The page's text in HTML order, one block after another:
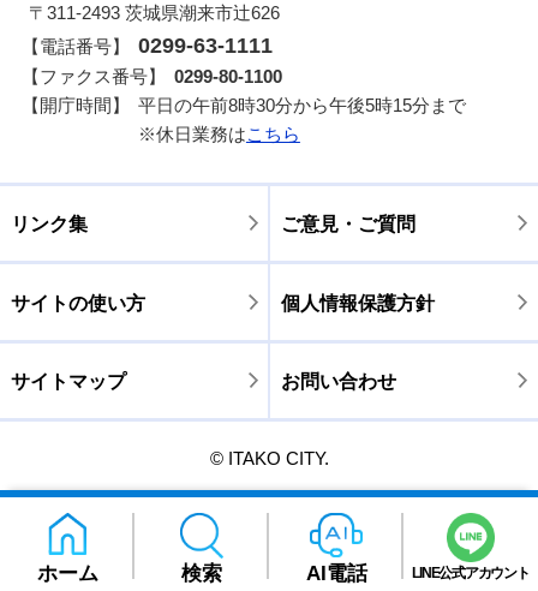
ホーム 検索 AI電話 LINE公式アカウント
〒311-2493 茨城県潮来市辻626
【電話番号】
0299-63-1111
【ファクス番号】
0299-80-1100
【開庁時間】
平日の午前8時30分から午後5時15分まで
※休日業務はこちら
リンク集 ご意見・ご質問
サイトの使い方 個人情報保護方針
サイトマップ お問い合わせ
© ITAKO CITY.